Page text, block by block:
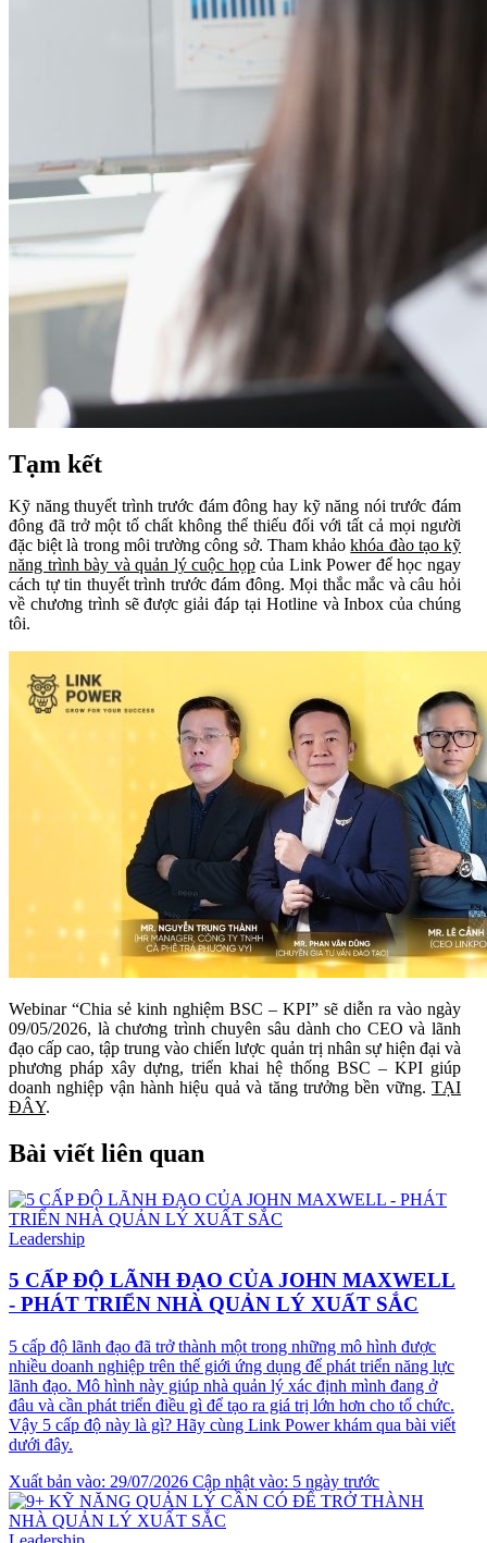
Tạm kết
Kỹ năng thuyết trình trước đám đông hay kỹ năng nói trước đám
đông đã trở một tố chất không thể thiếu đối với tất cả mọi người
đặc biệt là trong môi trường công sở. Tham khảokhóa đào tạo kỹ
năng trình bày và quản lý cuộc họpcủa Link Power để học ngay
cách tự tin thuyết trình trước đám đông. Mọi thắc mắc và câu hỏi
về chương trình sẽ được giải đáp tại Hotline và Inbox của chúng
tôi.
Webinar “Chia sẻ kinh nghiệm BSC – KPI” sẽ diễn ra vào ngày
09/05/2026, là chương trình chuyên sâu dành cho CEO và lãnh
đạo cấp cao, tập trung vào chiến lược quản trị nhân sự hiện đại và
phương pháp xây dựng, triển khai hệ thống BSC – KPI giúp
doanh nghiệp vận hành hiệu quả và tăng trưởng bền vững. TẠI
ĐÂY.
Bài viết liên quan
Leadership
5 CẤP ĐỘ LÃNH ĐẠO CỦA JOHN MAXWELL
- PHÁT TRIỂN NHÀ QUẢN LÝ XUẤT SẮC
5 cấp độ lãnh đạo đã trở thành một trong những mô hình được
nhiều doanh nghiệp trên thế giới ứng dụng để phát triển năng lực
lãnh đạo. Mô hình này giúp nhà quản lý xác định mình đang ở
đâu và cần phát triển điều gì để tạo ra giá trị lớn hơn cho tổ chức.
Vậy 5 cấp độ này là gì? Hãy cùng Link Power khám qua bài viết
dưới đây.
Xuất bản vào: 29/07/2026 Cập nhật vào: 5 ngày trước